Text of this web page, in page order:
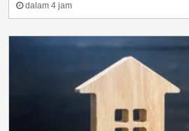
dalam 4 jam